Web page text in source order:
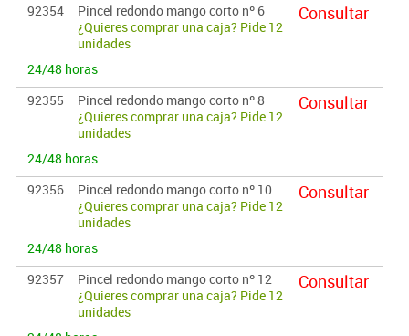
92354
Pincel redondo mango corto nº 6
¿Quieres comprar una caja? Pide 12
unidades
24/48 horas
Consultar
92355
Pincel redondo mango corto nº 8
¿Quieres comprar una caja? Pide 12
unidades
24/48 horas
Consultar
92356
Pincel redondo mango corto nº 10
¿Quieres comprar una caja? Pide 12
unidades
24/48 horas
Consultar
92357
Pincel redondo mango corto nº 12
¿Quieres comprar una caja? Pide 12
unidades
Consultar